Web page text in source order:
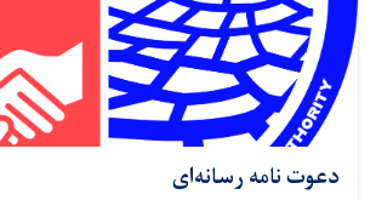
دعوت نامه رسانه‌ای